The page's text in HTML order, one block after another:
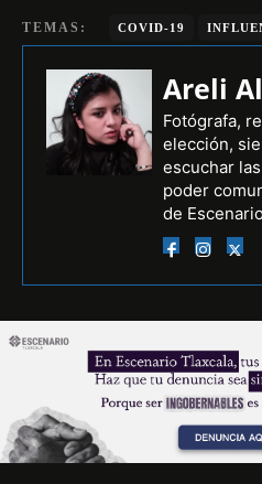
TEMAS: COVID-19
Areli
Fotógrafa,
elección,
escuchar
poder
de